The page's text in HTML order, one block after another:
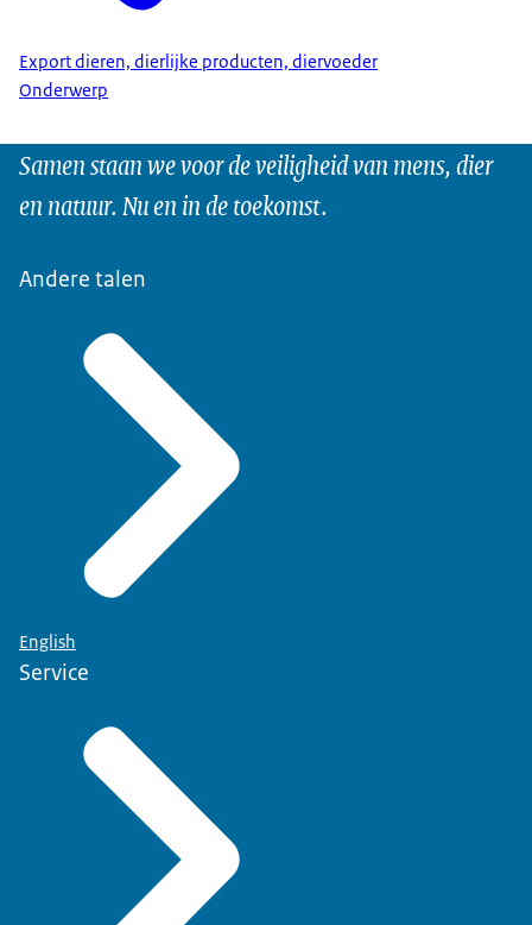
Export dieren, dierlijke producten, diervoeder
Onderwerp
Samen staan we voor de veiligheid van mens, dier
en natuur. Nu en in de toekomst.
Andere talen
English
Service